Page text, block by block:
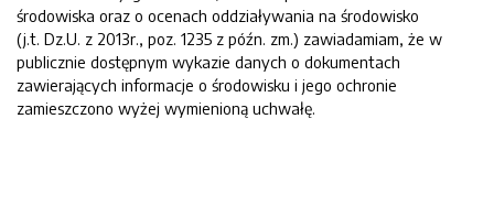
środowiska oraz o ocenach oddziaływania na środowisko
(j.t. Dz.U. z 2013r., poz. 1235 z późn. zm.) zawiadamiam, że w
publicznie dostępnym wykazie danych o dokumentach
zawierających informacje o środowisku i jego ochronie
zamieszczono wyżej wymienioną uchwałę.